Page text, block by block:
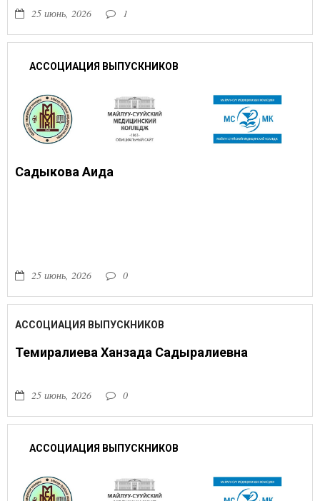
25 июнь, 2026 1
АССОЦИАЦИЯ ВЫПУСКНИКОВ
Садыкова Аида
25 июнь, 2026 0
АССОЦИАЦИЯ ВЫПУСКНИКОВ
Темиралиева Ханзада Садыралиевна
25 июнь, 2026 0
АССОЦИАЦИЯ ВЫПУСКНИКОВ